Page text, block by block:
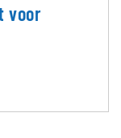
voor